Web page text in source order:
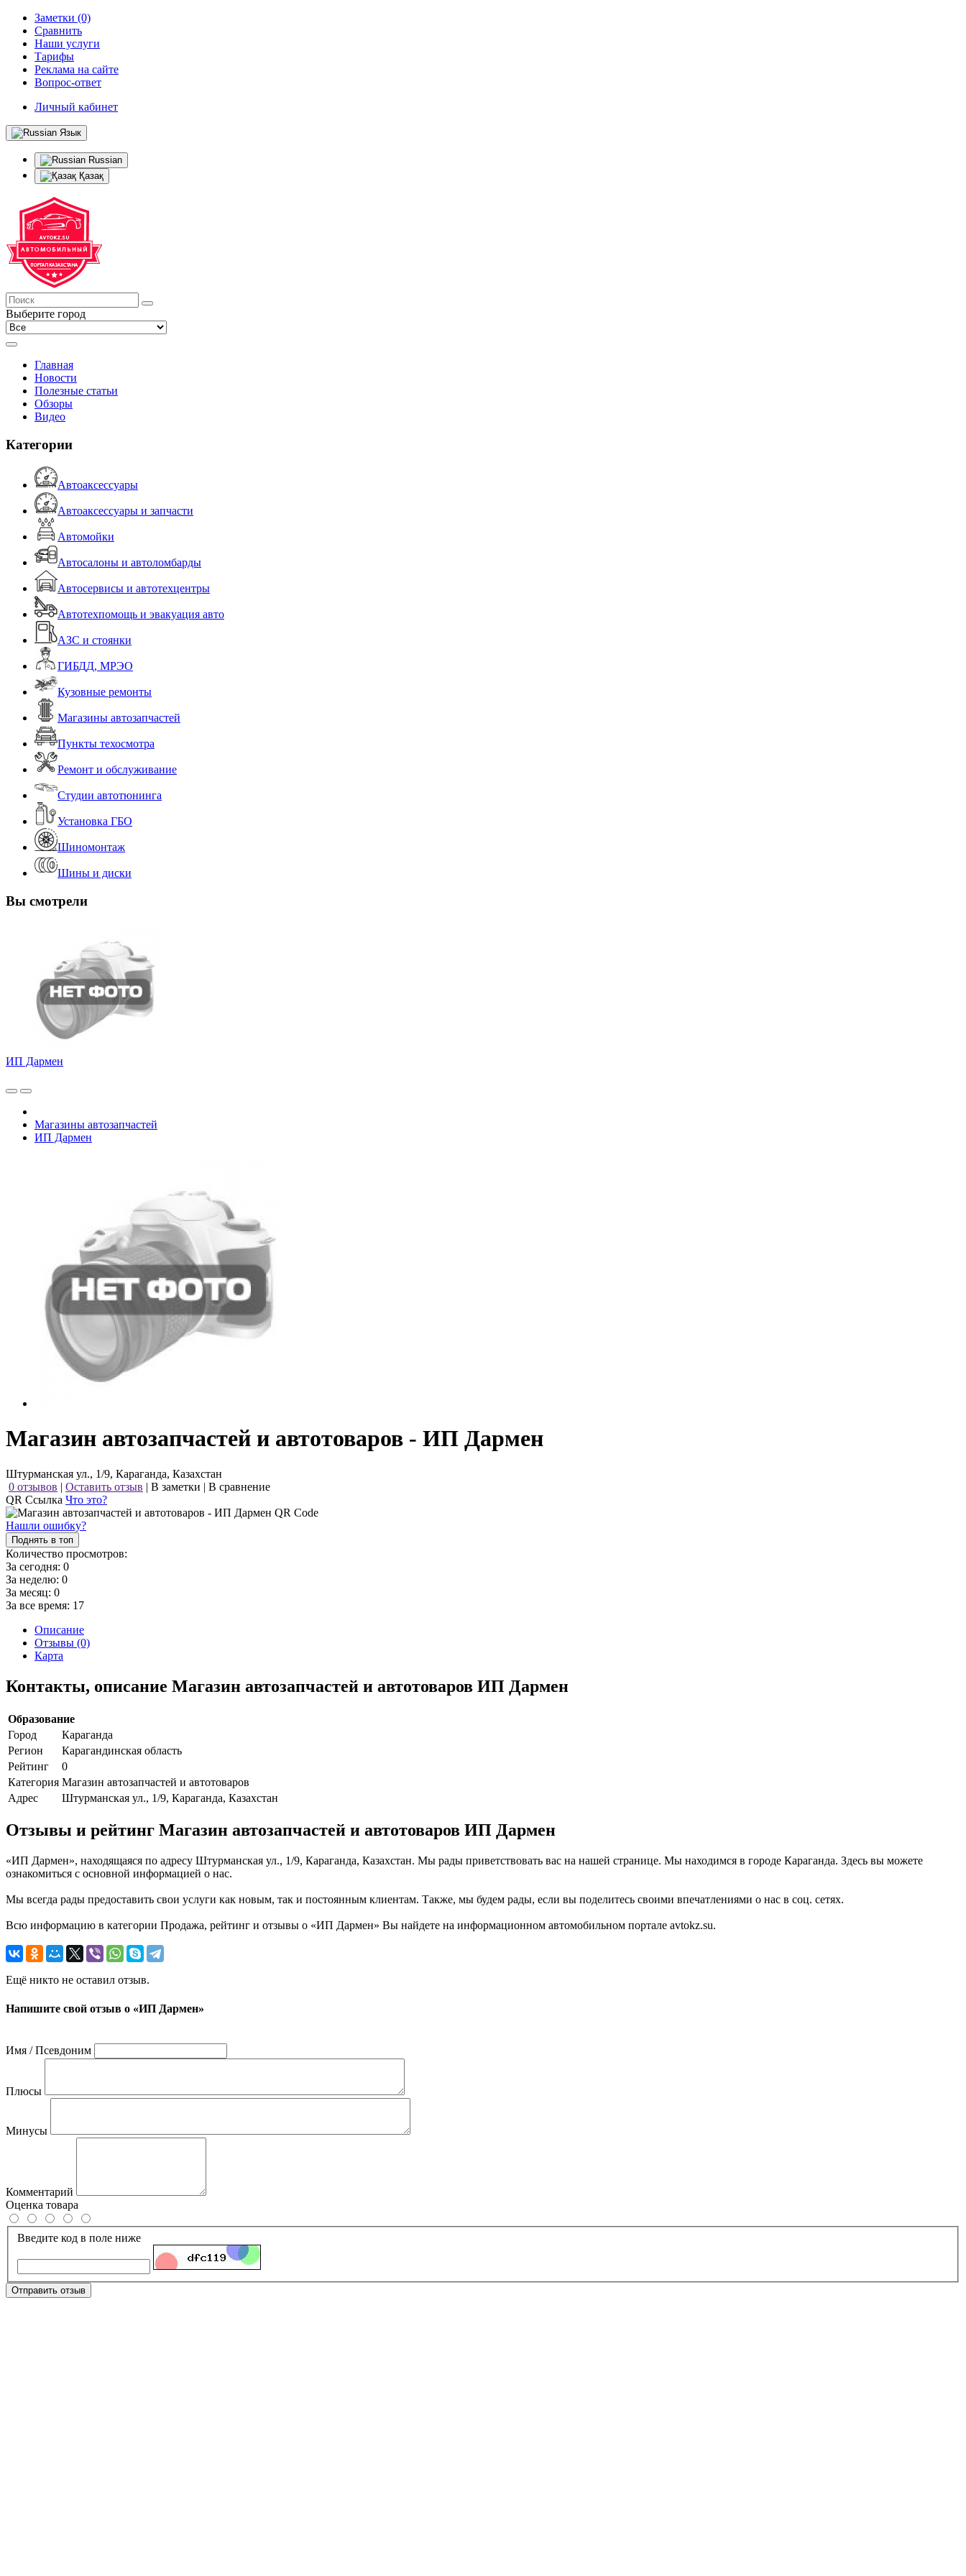
Заметки (0)
Сравнить
Наши услуги
Тарифы
Реклама на сайте
Вопрос-ответ
Личный кабинет
Язык
Russian
Қазақ
Выберите город
Главная
Новости
Полезные статьи
Обзоры
Видео
Категории
Автоаксессуары
Автоаксессуары и запчасти
Автомойки
Автосалоны и автоломбарды
Автосервисы и автотехцентры
Автотехпомощь и эвакуация авто
АЗС и стоянки
ГИБДД, МРЭО
Кузовные ремонты
Магазины автозапчастей
Пункты техосмотра
Ремонт и обслуживание
Студии автотюнинга
Установка ГБО
Шиномонтаж
Шины и диски
Вы смотрели
ИП Дармен
Магазины автозапчастей
ИП Дармен
Магазин автозапчастей и автотоваров - ИП Дармен
Штурманская ул., 1/9, Караганда, Казахстан
0 отзывов | Оставить отзыв | В заметки | В сравнение
QR Ссылка Что это?
Нашли ошибку?
Поднять в топ
Количество просмотров:
За сегодня: 0
За неделю: 0
За месяц: 0
За все время: 17
Описание
Отзывы (0)
Карта
Контакты, описание Магазин автозапчастей и автотоваров ИП Дармен
Образование
Город
Караганда
Регион
Карагандинская область
Рейтинг
0
Категория Магазин автозапчастей и автотоваров
Адрес
Штурманская ул., 1/9, Караганда, Казахстан
Отзывы и рейтинг Магазин автозапчастей и автотоваров ИП Дармен
«ИП Дармен», находящаяся по адресу Штурманская ул., 1/9, Караганда, Казахстан. Мы рады приветствовать вас на нашей странице. Мы находимся в городе Караганда. Здесь вы можете
ознакомиться с основной информацией о нас.
Мы всегда рады предоставить свои услуги как новым, так и постоянным клиентам. Также, мы будем рады, если вы поделитесь своими впечатлениями о нас в соц. сетях.
Всю информацию в категории Продажа, рейтинг и отзывы о «ИП Дармен» Вы найдете на информационном автомобильном портале avtokz.su.
Ещё никто не оставил отзыв.
Напишите свой отзыв о «ИП Дармен»
Имя / Псевдоним
Плюсы
Минусы
Комментарий
Оценка товара
Введите код в поле ниже
Отправить отзыв